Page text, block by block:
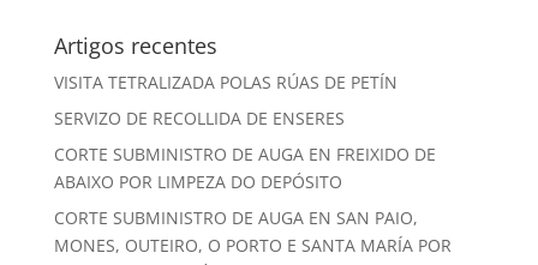
Artigos recentes
VISITA TETRALIZADA POLAS RÚAS DE PETÍN
SERVIZO DE RECOLLIDA DE ENSERES
CORTE SUBMINISTRO DE AUGA EN FREIXIDO DE
ABAIXO POR LIMPEZA DO DEPÓSITO
CORTE SUBMINISTRO DE AUGA EN SAN PAIO,
MONES, OUTEIRO, O PORTO E SANTA MARÍA POR